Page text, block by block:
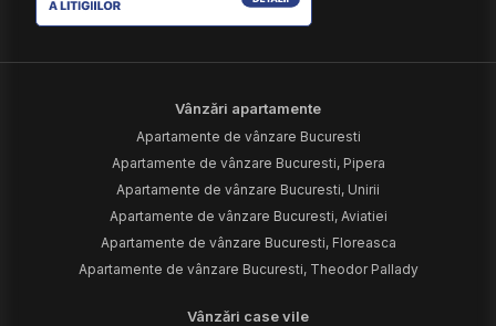
Vânzări apartamente
Apartamente de vânzare Bucuresti
Apartamente de vânzare Bucuresti, Pipera
Apartamente de vânzare Bucuresti, Unirii
Apartamente de vânzare Bucuresti, Aviatiei
Apartamente de vânzare Bucuresti, Floreasca
Apartamente de vânzare Bucuresti, Theodor Pallady
Vânzări case vile